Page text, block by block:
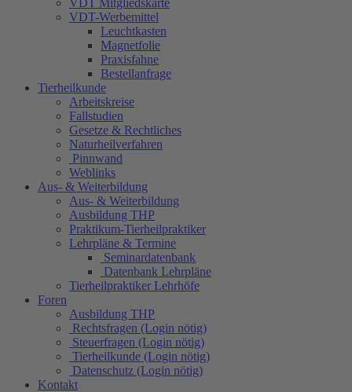
VDT Mitgliedskarte
VDT-Werbemittel
Leuchtkasten
Magnetfolie
Praxisfahne
Bestellanfrage
Tierheilkunde
Arbeitskreise
Fallstudien
Gesetze & Rechtliches
Naturheilverfahren
Pinnwand
Weblinks
Aus- & Weiterbildung
Aus- & Weiterbildung
Ausbildung THP
Praktikum-Tierheilpraktiker
Lehrpläne & Termine
Seminardatenbank
Datenbank Lehrpläne
Tierheilpraktiker Lehrhöfe
Foren
Ausbildung THP
Rechtsfragen (Login nötig)
Steuerfragen (Login nötig)
Tierheilkunde (Login nötig)
Datenschutz (Login nötig)
Kontakt